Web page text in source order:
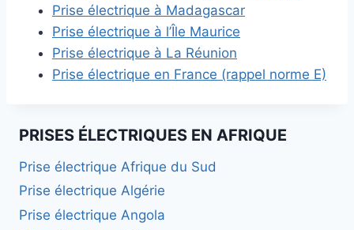
Prise électrique à Madagascar
Prise électrique à l’Île Maurice
Prise électrique à La Réunion
Prise électrique en France (rappel norme E)
PRISES ÉLECTRIQUES EN AFRIQUE
Prise électrique Afrique du Sud
Prise électrique Algérie
Prise électrique Angola